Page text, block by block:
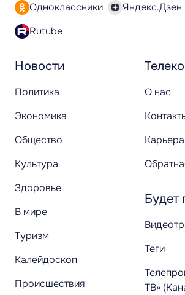
Новости
Политика
Экономика
Общество
Культура
Здоровье
В мире
Туризм
Калейдоскоп
Происшествия
О нас
Карьера
Будет
Теги
ТВ»
Одноклассники
Яндекс.Дзен
Rutube